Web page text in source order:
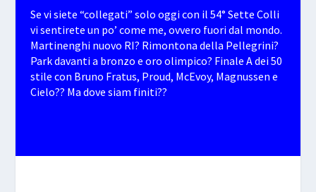
Se vi siete “collegati” solo oggi con il 54° Sette Colli
vi sentirete un po’ come me, ovvero fuori dal mondo.
Martinenghinuovo RI? Rimontona della Pellegrini?
Parkdavanti a bronzo e oro olimpico? Finale A dei50
stile con Bruno Fratus, Proud, McEvoy, Magnussen e
Cielo?? Ma dove siam finiti??